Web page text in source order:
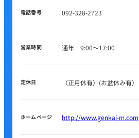
電話番号 092-328-2723
営業時間 通年 9:00～17:00
定休日 （正月休有）(お盆休み有）
ホームページ http://www.genkai-m.com